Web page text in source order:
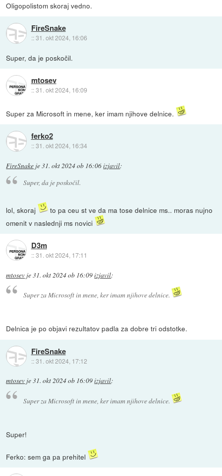
Oligopolistom skoraj vedno.
FireSnake
::31. okt 2024, 16:06
Super, da je poskočil.
mtosev
::31. okt 2024, 16:09
Super za Microsoft in mene, ker imam njihove delnice.
ferko2
::31. okt 2024, 16:34
FireSnake je31. okt 2024 ob 16:06izjavil:
Super, da je poskočil.
lol, skoraj
to pa ceu st ve da ma tose delnice ms.. moras nujno
omenit v naslednji ms novici
D3m
::31. okt 2024, 17:11
mtosev je31. okt 2024 ob 16:09izjavil:
Super za Microsoft in mene, ker imam njihove delnice.
Delnica je po objavi rezultatov padla za dobre tri odstotke.
FireSnake
::31. okt 2024, 17:12
mtosev je31. okt 2024 ob 16:09izjavil:
Super za Microsoft in mene, ker imam njihove delnice.
Super!
Ferko: sem ga pa prehitel